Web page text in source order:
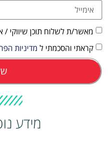
מאשר/ת לשלוח תוכן שיווקי /
קראתי והסכמתי ל מדיניות
מידע